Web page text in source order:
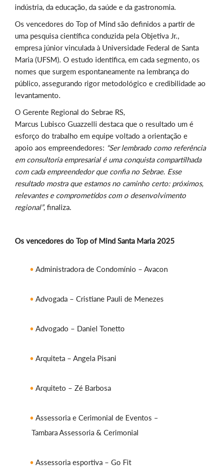
indústria, da educação, da saúde e da gastronomia.
Os vencedores do Top of Mind são definidos a partir de
uma pesquisa científica conduzida pela Objetiva Jr.,
empresa júnior vinculada à Universidade Federal de Santa
Maria (UFSM). O estudo identifica, em cada segmento, os
nomes que surgem espontaneamente na lembrança do
público, assegurando rigor metodológico e credibilidade ao
levantamento.
O Gerente Regional do Sebrae RS,
Marcus Lubisco Guazzelli destaca que o resultado um é
esforço do trabalho em equipe voltado a orientação e
apoio aos empreendedores: “Ser lembrado como referência
em consultoria empresarial é uma conquista compartilhada
com cada empreendedor que confia no Sebrae. Esse
resultado mostra que estamos no caminho certo: próximos,
relevantes e comprometidos com o desenvolvimento
regional”, finaliza.
Os vencedores do Top of Mind Santa Maria 2025
Administradora de Condomínio – Avacon
Advogada – Cristiane Pauli de Menezes
Advogado – Daniel Tonetto
Arquiteta – Angela Pisani
Arquiteto – Zé Barbosa
Assessoria e Cerimonial de Eventos –
Tambara Assessoria & Cerimonial
Assessoria esportiva – Go Fit